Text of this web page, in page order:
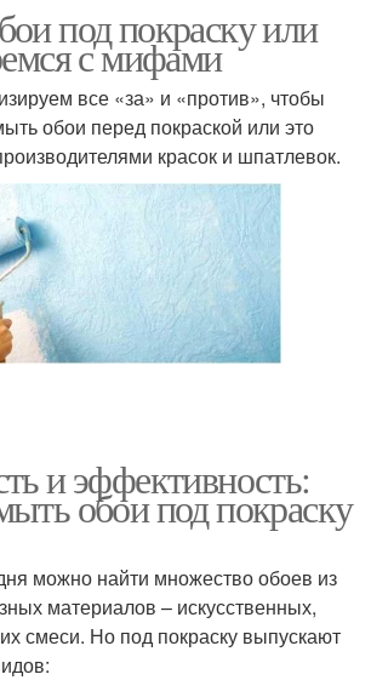
под покраску или
с мифами
все «за» и «против», чтобы
обои перед покраской или это
красок и шпатлевок.
и эффективность:
обои под покраску
можно найти множество обоев из
материалов – искусственных,
смеси. Но под покраску выпускают